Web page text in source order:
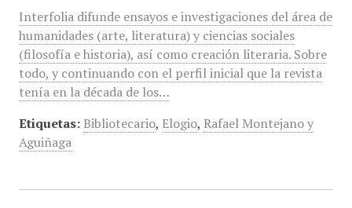
Interfolia difunde ensayos e investigaciones del área de
humanidades (arte, literatura) y ciencias sociales
(filosofía e historia), así como creación literaria. Sobre
todo, y continuando con el perfil inicial que la revista
tenía en la década de los…
Etiquetas: Bibliotecario, Elogio, Rafael Montejano y
Aguiñaga